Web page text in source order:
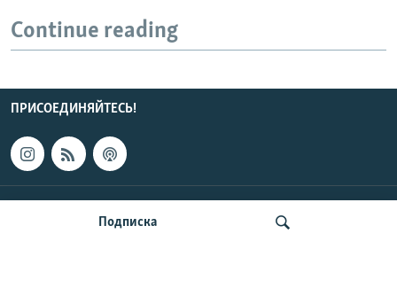
Подписка
Continue reading
ПРИСОЕДИНЯЙТЕСЬ!